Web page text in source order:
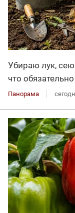
Убираю лук,
что
Панорама